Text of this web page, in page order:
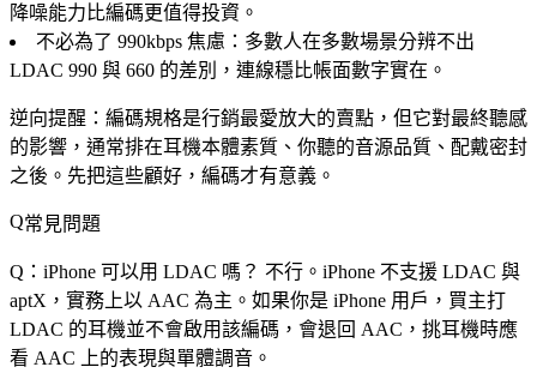
降噪能力比編碼更值得投資。
不必為了 990kbps 焦慮 ：多數人在多數場景分辨不出
LDAC 990 與 660 的差別，連線穩比帳面數字實在。
逆向提醒：編碼規格是行銷最愛放大的賣點，但它對最終聽感
的影響，通常排在耳機本體素質、你聽的音源品質、配戴密封
之後。先把這些顧好，編碼才有意義。
常見問題
Q：iPhone 可以用 LDAC 嗎？ 不行。iPhone 不支援 LDAC 與
aptX，實務上以 AAC 為主。如果你是 iPhone 用戶，買主打
LDAC 的耳機並不會啟用該編碼，會退回 AAC，挑耳機時應
看 AAC 上的表現與單體調音。